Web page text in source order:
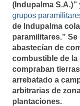
(Indupalma
grupos
de Indupalma
paramilitares.”
abastecían de
combustible de la
compraban
arrebatado a
arbitrarias de
plantaciones.